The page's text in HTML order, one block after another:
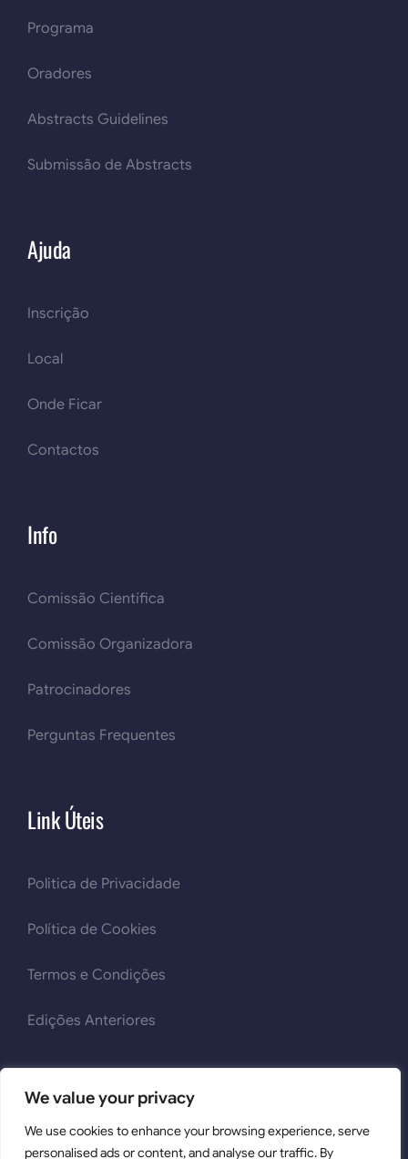
We value your privacy
We use cookies to enhance your browsing experience, serve
personalised ads or content, and analyse our traffic. By
Programa
Oradores
Abstracts Guidelines
Submissão de Abstracts
Ajuda
Inscrição
Local
Onde Ficar
Contactos
Info
Comissão Científica
Comissão Organizadora
Patrocinadores
Perguntas Frequentes
Link Úteis
Politica de Privacidade
Política de Cookies
Termos e Condições
Edições Anteriores
2026 © Mult'iTox | Todos os Direitos Reservados | Powered
by